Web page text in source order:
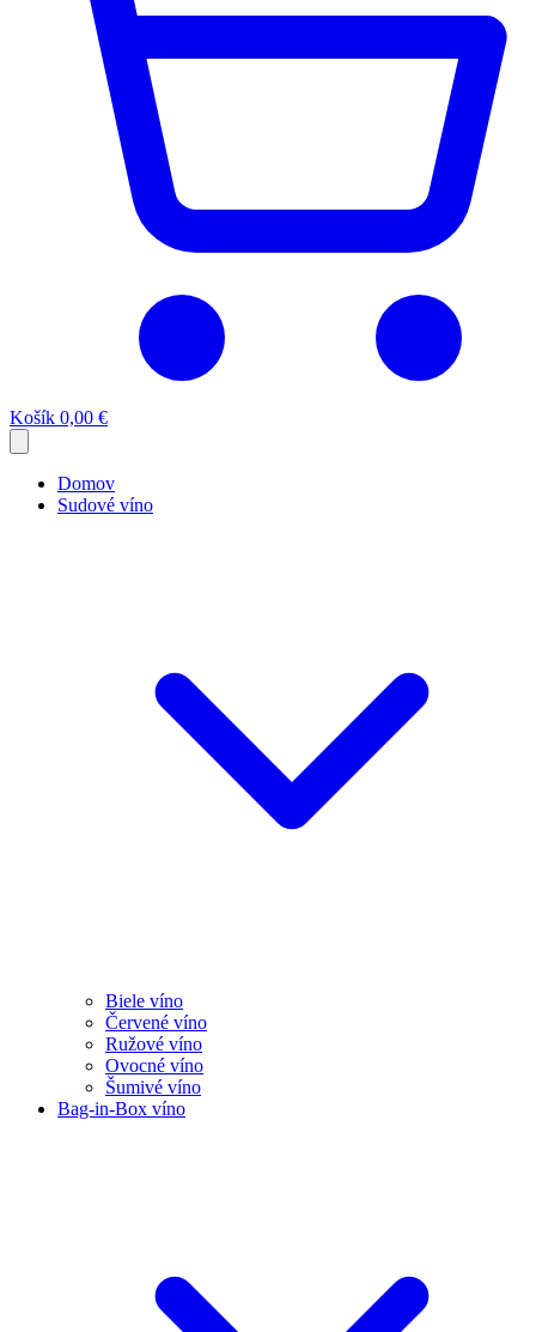
Košík 0,00 €
Domov
Sudové víno
Biele víno
Červené víno
Ružové víno
Ovocné víno
Šumivé víno
Bag-in-Box víno